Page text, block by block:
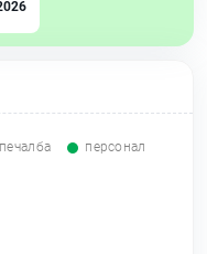
персонал